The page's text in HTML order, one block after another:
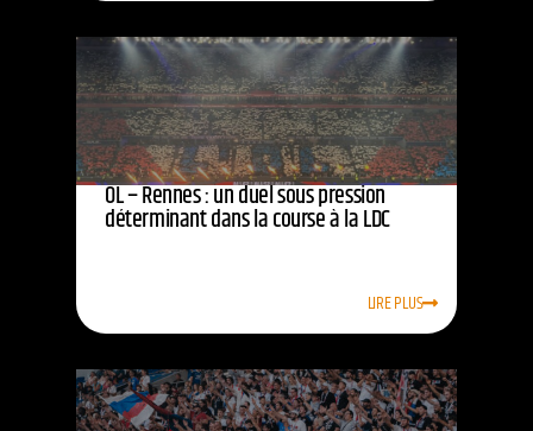
OL – Rennes : un duel sous pression
déterminant dans la course à la LDC
LIRE PLUS